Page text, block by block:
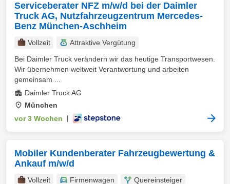
Serviceberater NFZ m/w/d bei der Daimler
Truck AG, Nutzfahrzeugzentrum Mercedes-
Benz München-Aschheim
Vollzeit
Attraktive Vergütung
Bei Daimler Truck verändern wir das heutige Transportwesen.
Wir übernehmen weltweit Verantwortung und arbeiten
gemeinsam ...
Daimler Truck AG
München
vor 3 Wochen
Mobiler Kundenberater Fahrzeugbewertung &
Ankauf m/w/d
Vollzeit Firmenwagen
Quereinsteiger